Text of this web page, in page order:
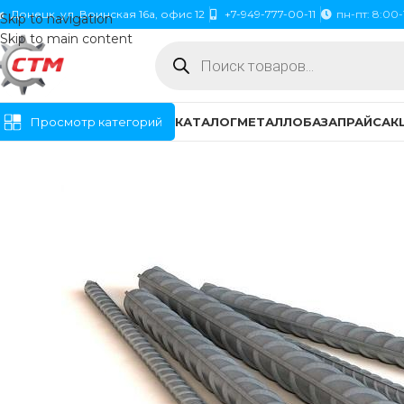
Skip to navigation
Skip to main content
Донецк, ул. Воинская 16а, офис 12 +7-949-777-00-11 пн-пт:
Просмотр категорий КАТАЛОГМЕТАЛЛОБАЗАПРАЙС